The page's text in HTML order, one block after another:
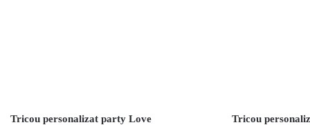
Tricou personalizat party Love Tricou